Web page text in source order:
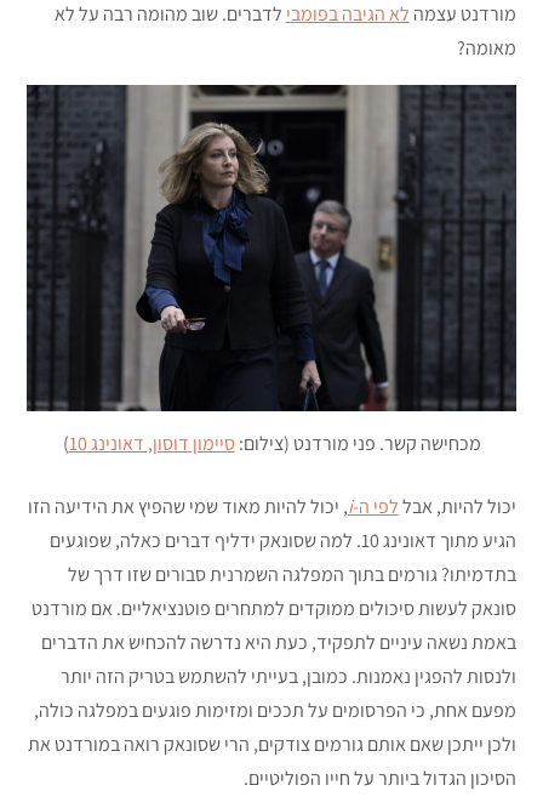
מורדנט עצמה לא הגיבה בפומבי לדברים. שוב מהומה רבה על לא
מאומה?
מכחישה קשר. פני מורדנט (צילום:סיימון דוסון, דאונינג 10 )
יכול להיות, אבללפי ה-i, יכול להיות מאוד שמי שהפיץ את הידיעה הזו
הגיע מתוך דאונינג 10. למה שסונאק ידליף דברים כאלה, שפוגעים
בתדמיתו? גורמים בתוך המפלגה השמרנית סבורים שזו דרך של
סונאק לעשות סיכולים ממוקדים למתחרים פוטנציאליים. אם מורדנט
באמת נשאה עיניים לתפקיד, כעת היא נדרשה להכחיש את הדברים
ולנסות להפגין נאמנות. כמובן, בעייתי להשתמש בטריק הזה יותר
מפעם אחת, כי הפרסומים על תככים ומזימות פוגעים במפלגה כולה,
ולכן ייתכן שאם אותם גורמים צודקים, הרי שסונאק רואה במורדנט את
הסיכון הגדול ביותר על חייו הפוליטיים.